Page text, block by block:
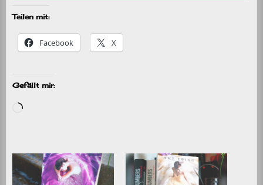
Teilen mit:
Facebook X
Gefällt mir:
Wird